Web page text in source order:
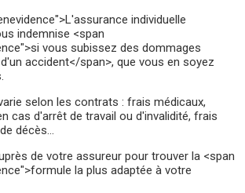
individuelle
indemnise <span
vous subissez des dommages
accident</span>, que vous en soyez
selon les contrats : frais médicaux,
cas d'arrêt de travail ou d'invalidité, frais
décès…
de votre assureur pour trouver la <span
la plus adaptée à votre